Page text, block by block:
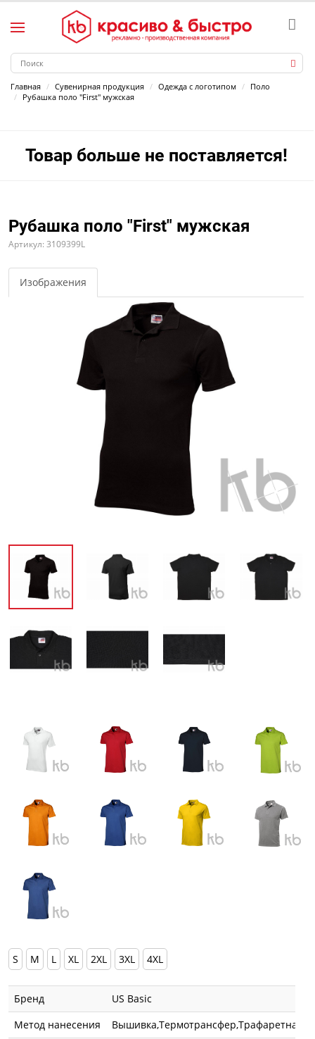
Главная Сувенирная продукция Одежда с логотипом
Поло
Рубашка поло "First" мужская
Товар больше не поставляется!
Рубашка поло "First" мужская
Артикул: 3109399L
Изображения
S M L XL 2XL 3XL 4XL
Бренд
US Basic
Метод нанесения
Вышивка,Термотрансфер,Трафаретная